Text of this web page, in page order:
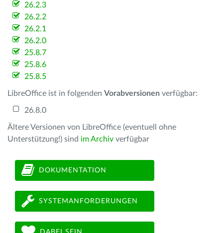
26.2.3
26.2.2
26.2.1
26.2.0
25.8.7
25.8.6
25.8.5
LibreOffice ist in folgenden Vorabversionen verfügbar:
26.8.0
Ältere Versionen von LibreOffice (eventuell ohne
Unterstützung!) sind im Archiv verfügbar
DOKUMENTATION
SYSTEMANFORDERUNGEN